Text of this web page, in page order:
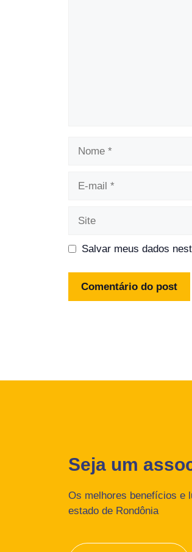
Salvar meus dados
Seja um
Os melhores benefícios e
estado de Rondônia